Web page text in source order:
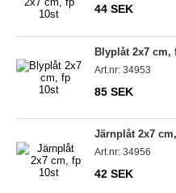
44 SEK
Blyplåt 2x7 cm,
Art.nr: 34953
85 SEK
Järnplåt 2x7
Art.nr: 34956
42 SEK